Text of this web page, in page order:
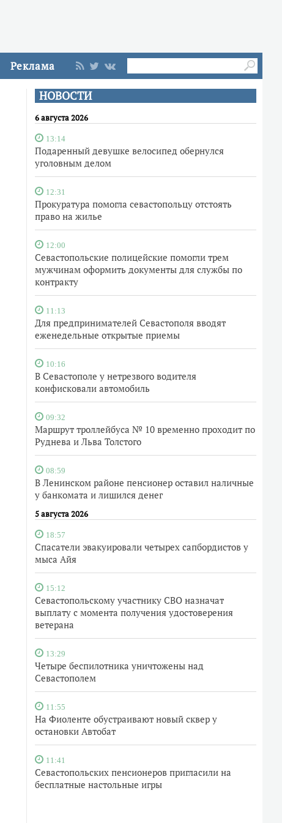
Реклама
НОВОСТИ
6 августа 2026
13:14
Подаренный девушке велосипед обернулся
уголовным делом
12:31
Прокуратура помогла севастопольцу отстоять
право на жилье
12:00
Севастопольские полицейские помогли трем
мужчинам оформить документы для службы по
контракту
11:13
Для предпринимателей Севастополя вводят
еженедельные открытые приемы
10:16
В Севастополе у нетрезвого водителя
конфисковали автомобиль
09:32
Маршрут троллейбуса № 10 временно проходит по
Руднева и Льва Толстого
08:59
В Ленинском районе пенсионер оставил наличные
у банкомата и лишился денег
5 августа 2026
18:57
Спасатели эвакуировали четырех сапбордистов у
мыса Айя
15:12
Севастопольскому участнику СВО назначат
выплату с момента получения удостоверения
ветерана
13:29
Четыре беспилотника уничтожены над
Севастополем
11:55
На Фиоленте обустраивают новый сквер у
остановки Автобат
11:41
Севастопольских пенсионеров пригласили на
бесплатные настольные игры